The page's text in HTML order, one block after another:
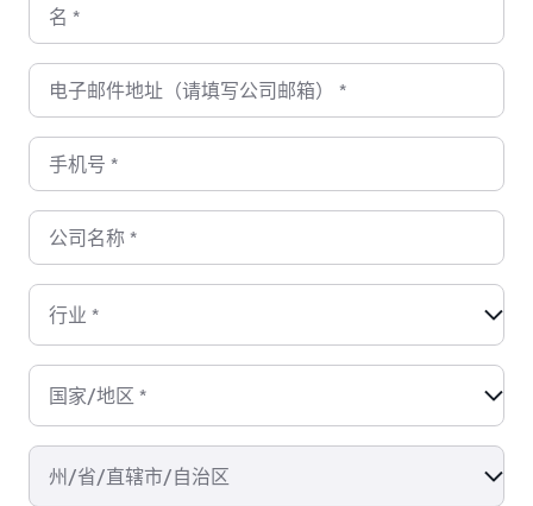
名 *
电子邮件地址（请填写公司邮箱） *
手机号 *
公司名称 *
行业 *
国家/地区 *
州/省/直辖市/自治区